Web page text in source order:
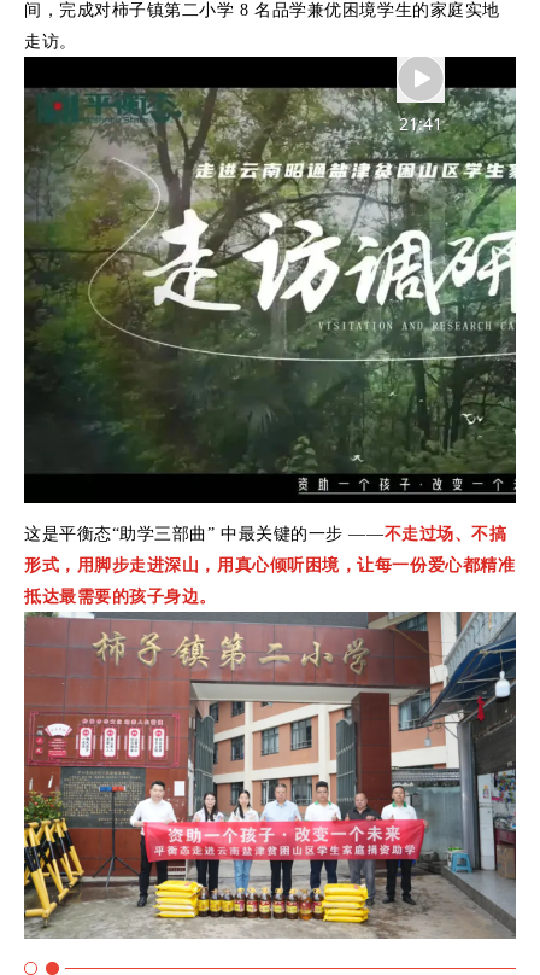
间，完成对柿子镇第二小学 8 名品学兼优困境学生的家庭实地
走访。
21:41
这是平衡态“助学三部曲” 中最关键的一步 ——不走过场、不搞
形式，用脚步走进深山，用真心倾听困境，让每一份爱心都精准
抵达最需要的孩子身边。